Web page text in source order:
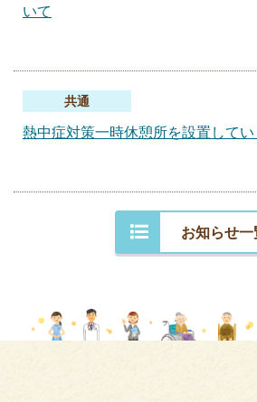
いて
共通
熱中症対策一時休憩所を設置してい
お知らせ一